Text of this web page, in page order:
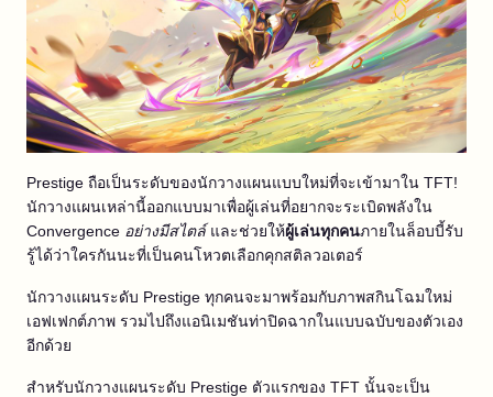
Prestige ถือเป็นระดับของนักวางแผนแบบใหม่ที่จะเข้ามาใน TFT!
นักวางแผนเหล่านี้ออกแบบมาเพื่อผู้เล่นที่อยากจะระเบิดพลังใน
Convergence อย่างมีสไตล์ และช่วยให้ผู้เล่นทุกคนภายในล็อบบี้รับ
รู้ได้ว่าใครกันนะที่เป็นคนโหวตเลือกคุกสติลวอเตอร์
นักวางแผนระดับ Prestige ทุกคนจะมาพร้อมกับภาพสกินโฉมใหม่
เอฟเฟกต์ภาพ รวมไปถึงแอนิเมชันท่าปิดฉากในแบบฉบับของตัวเอง
อีกด้วย
สำหรับนักวางแผนระดับ Prestige ตัวแรกของ TFT นั้นจะเป็น